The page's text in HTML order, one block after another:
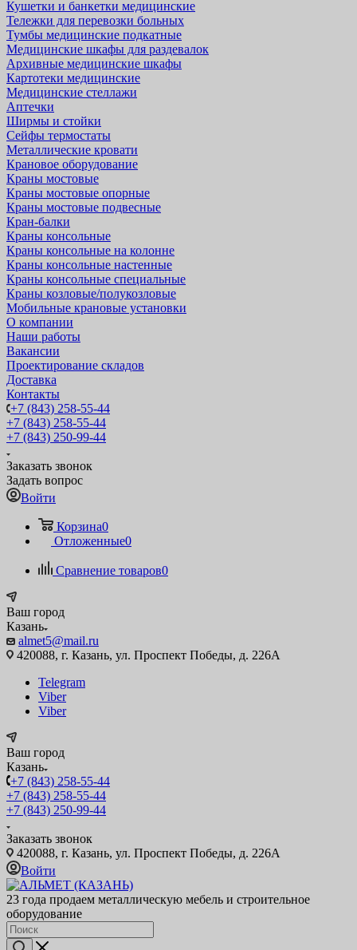
Кушетки и банкетки медицинские
Тележки для перевозки больных
Тумбы медицинские подкатные
Медицинские шкафы для раздевалок
Архивные медицинские шкафы
Картотеки медицинские
Медицинские стеллажи
Аптечки
Ширмы и стойки
Сейфы термостаты
Металлические кровати
Крановое оборудование
Краны мостовые
Краны мостовые опорные
Краны мостовые подвесные
Кран-балки
Краны консольные
Краны консольные на колонне
Краны консольные настенные
Краны консольные специальные
Краны козловые/полукозловые
Мобильные крановые установки
О компании
Наши работы
Вакансии
Проектирование складов
Доставка
Контакты
+7 (843) 258-55-44
+7 (843) 258-55-44
+7 (843) 250-99-44
Заказать звонок
Задать вопрос
Войти
Корзина0
Отложенные0
Сравнение товаров0
Ваш город
Казань
almet5@mail.ru
420088, г. Казань, ул. Проспект Победы, д. 226А
Telegram
Viber
Viber
Ваш город
Казань
+7 (843) 258-55-44
+7 (843) 258-55-44
+7 (843) 250-99-44
Заказать звонок
420088, г. Казань, ул. Проспект Победы, д. 226А
Войти
23 года продаем металлическую мебель и строительное
оборудование